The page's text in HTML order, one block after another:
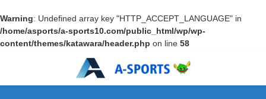
Warning: Undefined array key "HTTP_ACCEPT_LANGUAGE" in
/home/asports/a-sports10.com/public_html/wp/wp-
content/themes/katawara/header.php on line 58